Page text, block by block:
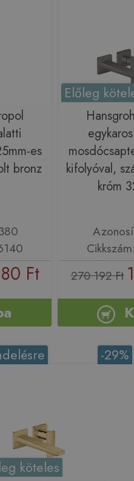
es
bronz
Ft
Előleg
kifolyóval,
króm
270 192 Ft
-29%
köteles